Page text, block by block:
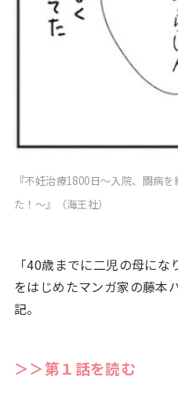
『不妊治療1800日～入院、闘病
た！～』（海王社）
「40歳までに二児の母に
をはじめたマンガ家の藤本
記。
＞＞第１話を読む